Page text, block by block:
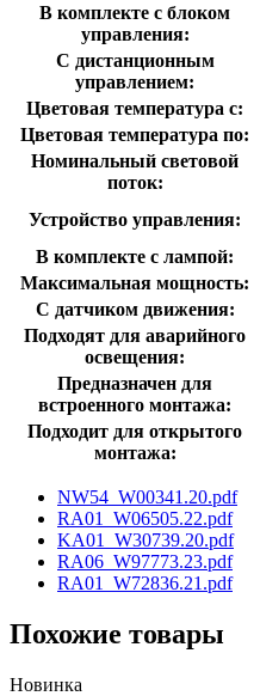
В комплекте с блоком
управления:
С дистанционным
управлением:
Цветовая температура с:
Цветовая температура по:
Номинальный световой
поток:
Устройство управления:
В комплекте с лампой:
Максимальная мощность:
С датчиком движения:
Подходят для аварийного
освещения:
Предназначен для
встроенного монтажа:
Подходит для открытого
монтажа:
NW54_W00341.20.pdf
RA01_W06505.22.pdf
KA01_W30739.20.pdf
RA06_W97773.23.pdf
RA01_W72836.21.pdf
Похожие товары
Новинка